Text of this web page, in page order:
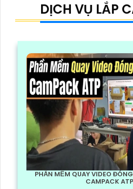
DỊCH VỤ LẮP
PHẦN MỀM QUAY VIDEO
CAMPACK ATP